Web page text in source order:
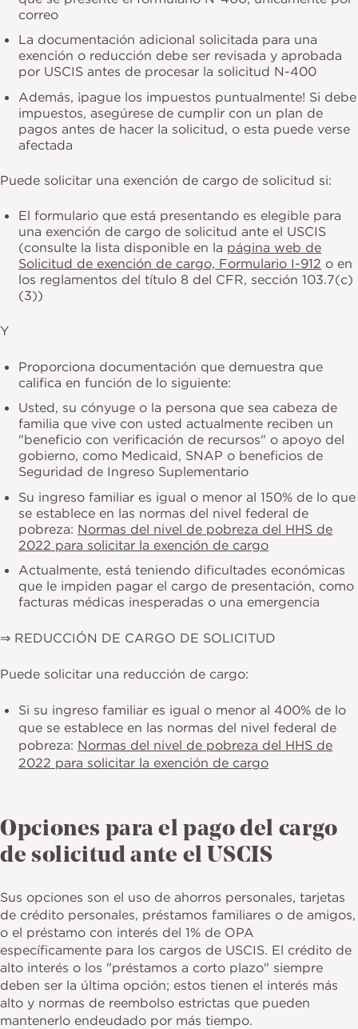
correo
La documentación adicional solicitada para una
exención o reducción debe ser revisada y aprobada
por USCIS antes de procesar la solicitud N-400
Además, ¡pague los impuestos puntualmente! Si debe
impuestos, asegúrese de cumplir con un plan de
pagos antes de hacer la solicitud, o esta puede verse
afectada
Puede solicitar una exención de cargo de solicitud si:
El formulario que está presentando es elegible para
una exención de cargo de solicitud ante el USCIS
(consulte la lista disponible en la página web de
Solicitud de exención de cargo, Formulario I-912 o en
los reglamentos del título 8 del CFR, sección 103.7(c)
(3))
Y
Proporciona documentación que demuestra que
califica en función de lo siguiente:
Usted, su cónyuge o la persona que sea cabeza de
familia que vive con usted actualmente reciben un
"beneficio con verificación de recursos" o apoyo del
gobierno, como Medicaid, SNAP o beneficios de
Seguridad de Ingreso Suplementario
Su ingreso familiar es igual o menor al 150% de lo que
se establece en las normas del nivel federal de
pobreza: Normas del nivel de pobreza del HHS de
2022 para solicitar la exención de cargo
Actualmente, está teniendo dificultades económicas
que le impiden pagar el cargo de presentación, como
facturas médicas inesperadas o una emergencia
⇒ REDUCCIÓN DE CARGO DE SOLICITUD
Puede solicitar una reducción de cargo:
Si su ingreso familiar es igual o menor al 400% de lo
que se establece en las normas del nivel federal de
pobreza: Normas del nivel de pobreza del HHS de
2022 para solicitar la exención de cargo
Opciones para el pago del cargo
de solicitud ante el USCIS
Sus opciones son el uso de ahorros personales, tarjetas
de crédito personales, préstamos familiares o de amigos,
o el préstamo con interés del 1% de OPA
específicamente para los cargos de USCIS. El crédito de
alto interés o los "préstamos a corto plazo" siempre
deben ser la última opción; estos tienen el interés más
alto y normas de reembolso estrictas que pueden
mantenerlo endeudado por más tiempo.